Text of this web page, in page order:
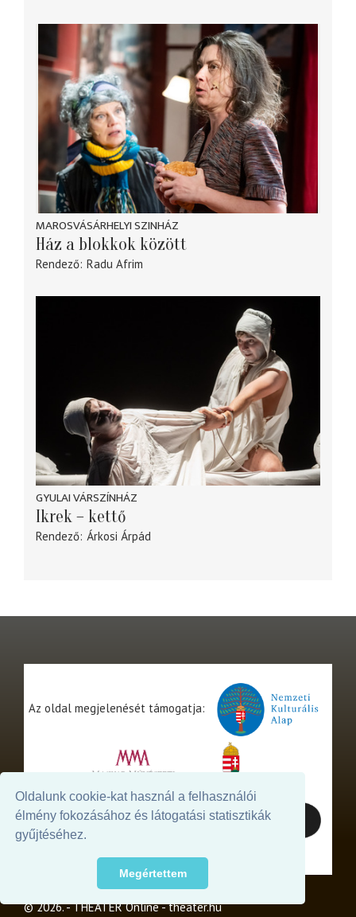
Oldalunk cookie-kat használ a felhasználói
élmény fokozásához és látogatási statisztikák
gyűjtéséhez.
Megértettem
MAROSVÁSÁRHELYI SZINHÁZ
Ház a blokkok között
Rendező Radu Afrim
GYULAI VÁRSZÍNHÁZ
Ikrek – kettő
Rendező Árkosi Árpád
Az oldal megjelenését támogatja:
© 2026. - THEATER Online -theater.hu